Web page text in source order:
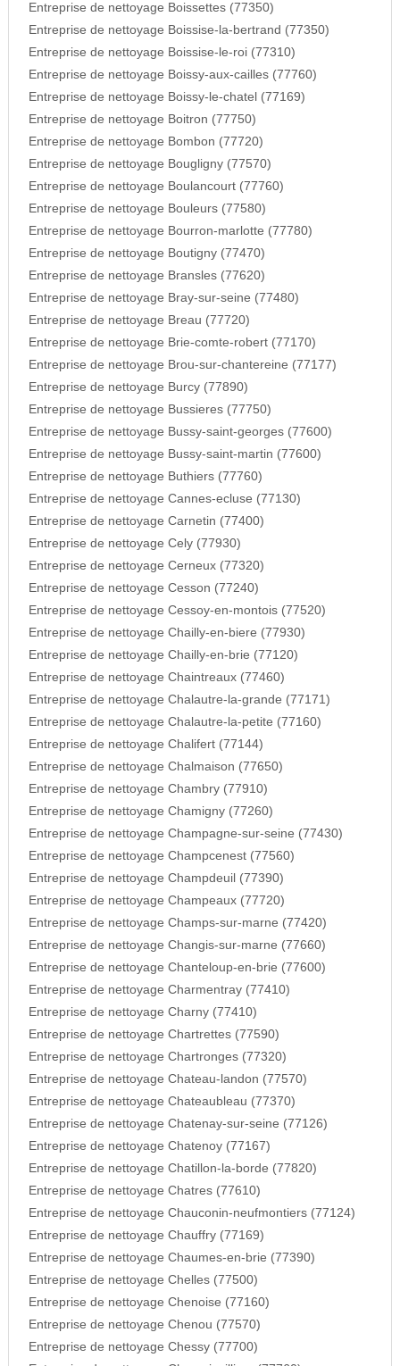
Entreprise de nettoyage Boissettes (77350)
Entreprise de nettoyage Boissise-la-bertrand (77350)
Entreprise de nettoyage Boissise-le-roi (77310)
Entreprise de nettoyage Boissy-aux-cailles (77760)
Entreprise de nettoyage Boissy-le-chatel (77169)
Entreprise de nettoyage Boitron (77750)
Entreprise de nettoyage Bombon (77720)
Entreprise de nettoyage Bougligny (77570)
Entreprise de nettoyage Boulancourt (77760)
Entreprise de nettoyage Bouleurs (77580)
Entreprise de nettoyage Bourron-marlotte (77780)
Entreprise de nettoyage Boutigny (77470)
Entreprise de nettoyage Bransles (77620)
Entreprise de nettoyage Bray-sur-seine (77480)
Entreprise de nettoyage Breau (77720)
Entreprise de nettoyage Brie-comte-robert (77170)
Entreprise de nettoyage Brou-sur-chantereine (77177)
Entreprise de nettoyage Burcy (77890)
Entreprise de nettoyage Bussieres (77750)
Entreprise de nettoyage Bussy-saint-georges (77600)
Entreprise de nettoyage Bussy-saint-martin (77600)
Entreprise de nettoyage Buthiers (77760)
Entreprise de nettoyage Cannes-ecluse (77130)
Entreprise de nettoyage Carnetin (77400)
Entreprise de nettoyage Cely (77930)
Entreprise de nettoyage Cerneux (77320)
Entreprise de nettoyage Cesson (77240)
Entreprise de nettoyage Cessoy-en-montois (77520)
Entreprise de nettoyage Chailly-en-biere (77930)
Entreprise de nettoyage Chailly-en-brie (77120)
Entreprise de nettoyage Chaintreaux (77460)
Entreprise de nettoyage Chalautre-la-grande (77171)
Entreprise de nettoyage Chalautre-la-petite (77160)
Entreprise de nettoyage Chalifert (77144)
Entreprise de nettoyage Chalmaison (77650)
Entreprise de nettoyage Chambry (77910)
Entreprise de nettoyage Chamigny (77260)
Entreprise de nettoyage Champagne-sur-seine (77430)
Entreprise de nettoyage Champcenest (77560)
Entreprise de nettoyage Champdeuil (77390)
Entreprise de nettoyage Champeaux (77720)
Entreprise de nettoyage Champs-sur-marne (77420)
Entreprise de nettoyage Changis-sur-marne (77660)
Entreprise de nettoyage Chanteloup-en-brie (77600)
Entreprise de nettoyage Charmentray (77410)
Entreprise de nettoyage Charny (77410)
Entreprise de nettoyage Chartrettes (77590)
Entreprise de nettoyage Chartronges (77320)
Entreprise de nettoyage Chateau-landon (77570)
Entreprise de nettoyage Chateaubleau (77370)
Entreprise de nettoyage Chatenay-sur-seine (77126)
Entreprise de nettoyage Chatenoy (77167)
Entreprise de nettoyage Chatillon-la-borde (77820)
Entreprise de nettoyage Chatres (77610)
Entreprise de nettoyage Chauconin-neufmontiers (77124)
Entreprise de nettoyage Chauffry (77169)
Entreprise de nettoyage Chaumes-en-brie (77390)
Entreprise de nettoyage Chelles (77500)
Entreprise de nettoyage Chenoise (77160)
Entreprise de nettoyage Chenou (77570)
Entreprise de nettoyage Chessy (77700)